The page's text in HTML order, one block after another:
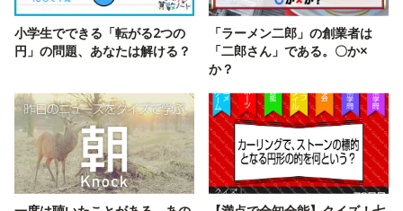
小学生でできる「転がる2つの
円」の問題、あなたは解ける？
「ラーメン二郎」の創業者は
「二郎さん」である。〇か×
か？